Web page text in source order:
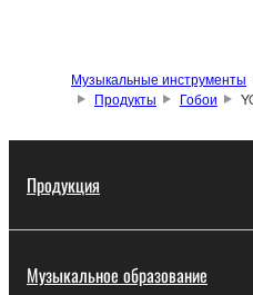
Музыкальные инструменты
Продукты
Гобои
Продукция
Музыкальное образование